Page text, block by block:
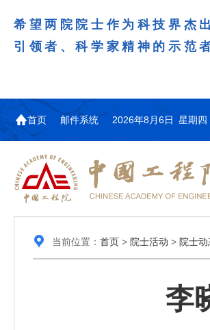
希望两院院士作为科技界杰
引领者、科学家精神的示范
首页 邮件系统 2026年8月6日 星期四
当前位置： 首页> 院士活动 > 院士动
李